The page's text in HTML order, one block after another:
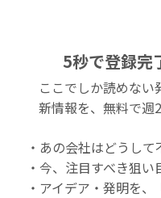
5秒で登録完
ここでしか読めな
新情報を、無料で週
・あの会社はどうし
・今、注目すべき狙
・アイデア・発明を